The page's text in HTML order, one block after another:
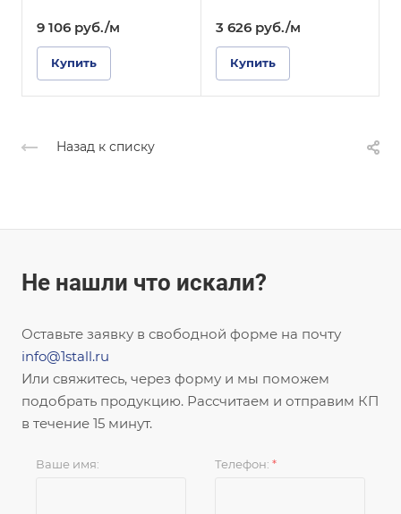
9 106 руб./м
Купить
3 626 руб./м
Купить
Назад к списку
Не нашли что искали?
Оставьте заявку в свободной форме на почту
info@1stall.ru
Или свяжитесь, через форму и мы поможем
подобрать продукцию. Рассчитаем и отправим КП
в течение 15 минут.
Ваше имя: Телефон: *